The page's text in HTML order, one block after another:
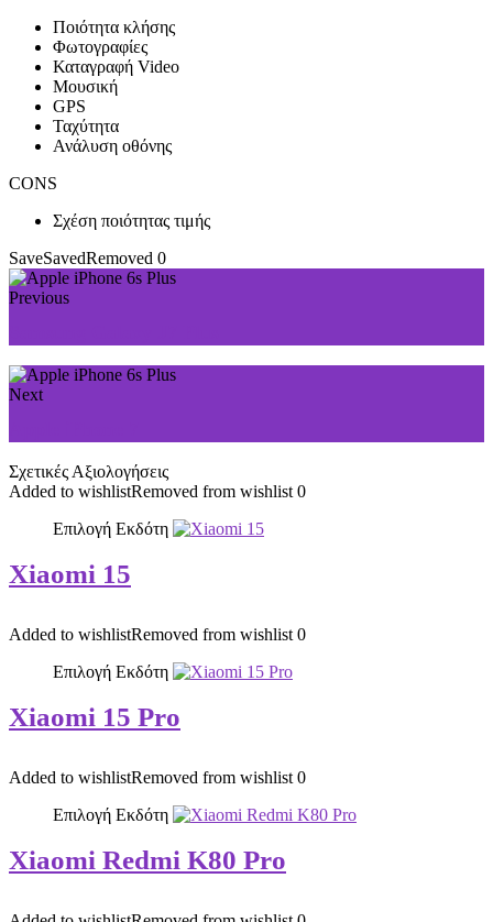
Ποιότητα κλήσης
Φωτογραφίες
Καταγραφή Video
Μουσική
GPS
Ταχύτητα
Ανάλυση οθόνης
CONS
Σχέση ποιότητας τιμής
SaveSavedRemoved 0
Previous
Next
Σχετικές Αξιολογήσεις
Added to wishlistRemoved from wishlist 0
Επιλογή Εκδότη
Xiaomi 15
Added to wishlistRemoved from wishlist 0
Επιλογή Εκδότη
Xiaomi 15 Pro
Added to wishlistRemoved from wishlist 0
Επιλογή Εκδότη
Xiaomi Redmi K80 Pro